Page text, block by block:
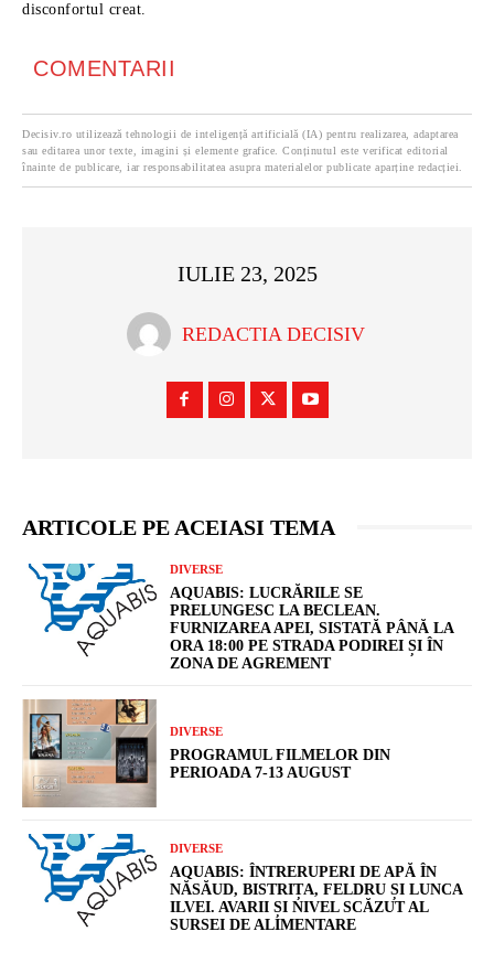
disconfortul creat.
COMENTARII
Decisiv.ro utilizează tehnologii de inteligență artificială (IA) pentru realizarea, adaptarea
sau editarea unor texte, imagini și elemente grafice. Conținutul este verificat editorial
înainte de publicare, iar responsabilitatea asupra materialelor publicate aparține redacției.
IULIE 23, 2025
REDACTIA DECISIV
ARTICOLE PE ACEIASI TEMA
DIVERSE
AQUABIS: LUCRĂRILE SE
PRELUNGESC LA BECLEAN.
FURNIZAREA APEI, SISTATĂ PÂNĂ LA
ORA 18:00 PE STRADA PODIREI ȘI ÎN
ZONA DE AGREMENT
DIVERSE
PROGRAMUL FILMELOR DIN
PERIOADA 7-13 AUGUST
DIVERSE
AQUABIS: ÎNTRERUPERI DE APĂ ÎN
NĂSĂUD, BISTRIȚA, FELDRU ȘI LUNCA
ILVEI. AVARII ȘI NIVEL SCĂZUT AL
SURSEI DE ALIMENTARE